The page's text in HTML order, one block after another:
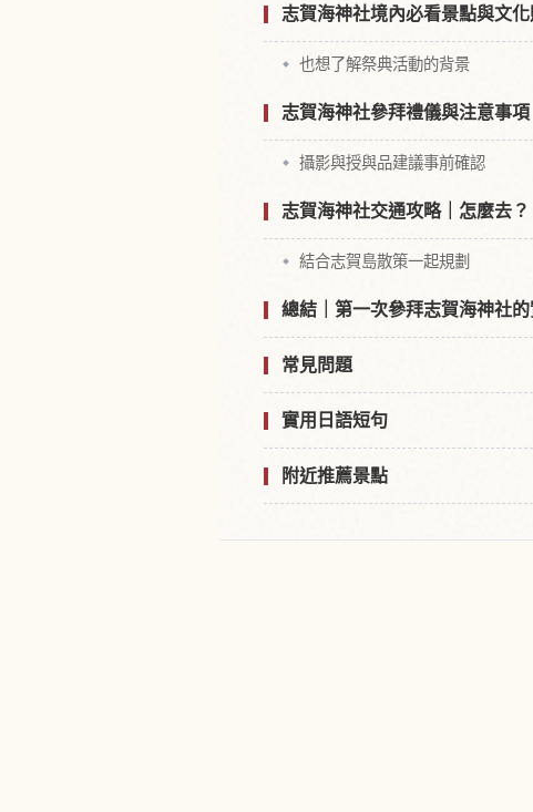
志賀海神社境內必看景點與文
也想了解祭典活動的背景
志賀海神社參拜禮儀與注意事項
攝影與授與品建議事前確認
志賀海神社交通攻略｜怎麼去？
結合志賀島散策一起規劃
總結｜第一次參拜志賀海神社
常見問題
實用日語短句
附近推薦景點